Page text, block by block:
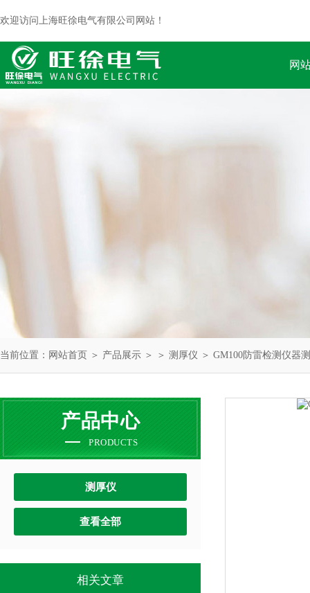
欢迎访问上海旺徐电气有限公司网站！
网
当前位置： 网站首页 ＞ 产品展示 ＞ ＞ 测厚仪 ＞ GM100防雷检测仪器
产品中心
PRODUCTS
测厚仪
查看全部
相关文章